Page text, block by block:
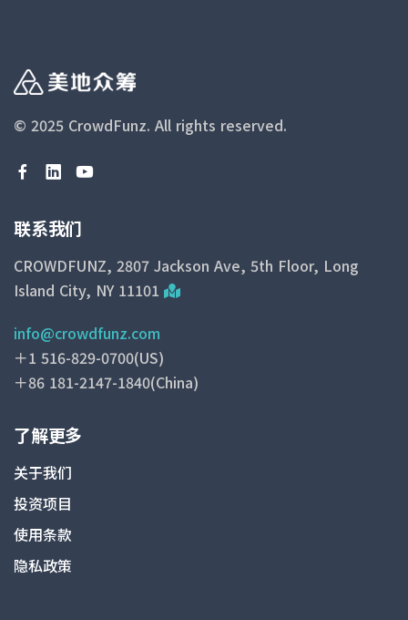
© 2025 CrowdFunz. All rights reserved.
联系我们
CROWDFUNZ, 2807 Jackson Ave, 5th Floor, Long
Island City, NY 11101
info@crowdfunz.com
＋1 516-829-0700(US)
＋86 181-2147-1840(China)
了解更多
关于我们
投资项目
使用条款
隐私政策